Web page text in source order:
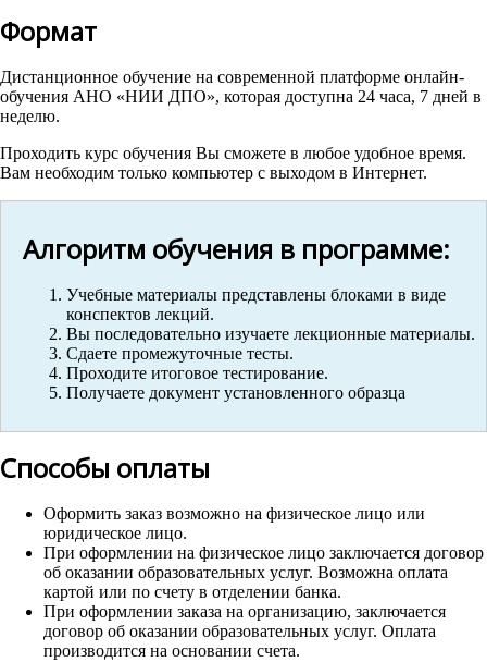
Формат
Дистанционное обучение на современной платформе онлайн-
обучения АНО «НИИ ДПО», которая доступна 24 часа, 7 дней в
неделю.
Проходить курс обучения Вы сможете в любое удобное время.
Вам необходим только компьютер с выходом в Интернет.
Алгоритм обучения в программе:
Учебные материалы представлены блоками в виде
конспектов лекций.
Вы последовательно изучаете лекционные материалы.
Сдаете промежуточные тесты.
Проходите итоговое тестирование.
Получаете документ установленного образца
Способы оплаты
Оформить заказ возможно на физическое лицо или
юридическое лицо.
При оформлении на физическое лицо заключается договор
об оказании образовательных услуг. Возможна оплата
картой или по счету в отделении банка.
При оформлении заказа на организацию, заключается
договор об оказании образовательных услуг. Оплата
производится на основании счета.